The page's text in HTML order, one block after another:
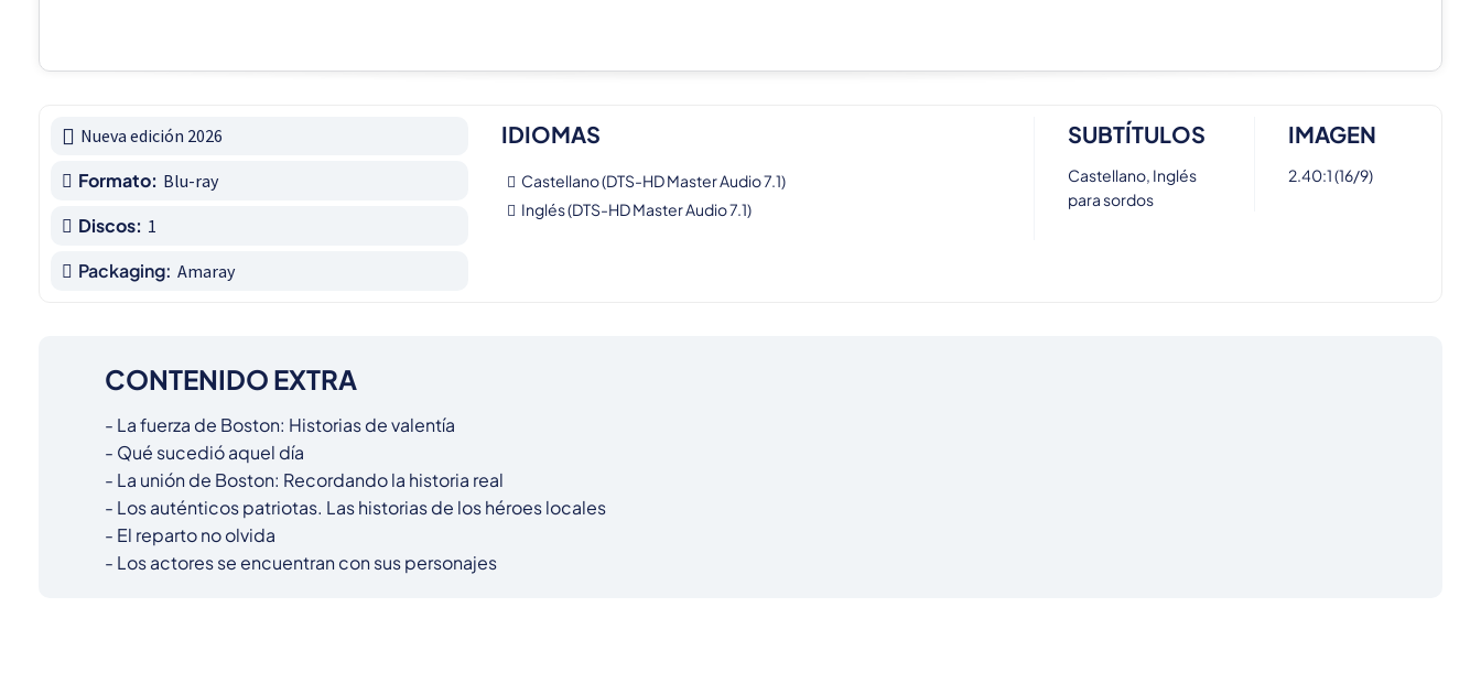
Nueva edición 2026
Formato: Blu-ray
Discos: 1
Packaging: Amaray
IDIOMAS
Castellano (DTS-HD Master Audio 7.1)
Inglés (DTS-HD Master Audio 7.1)
SUBTÍTULOS
Castellano, Inglés
para sordos
IMAGEN
2.40:1 (16/9)
CONTENIDO EXTRA
- La fuerza de Boston: Historias de valentía
- Qué sucedió aquel día
- La unión de Boston: Recordando la historia real
- Los auténticos patriotas. Las historias de los héroes locales
- El reparto no olvida
- Los actores se encuentran con sus personajes